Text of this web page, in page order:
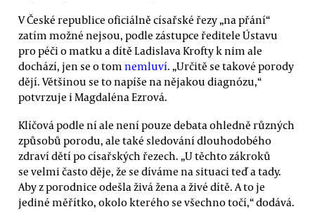
V České republice oficiálně císařské řezy „na přání“
zatím možné nejsou, podle zástupce ředitele Ústavu
pro péči o matku a dítě Ladislava Krofty k nim ale
dochází, jen se o tom nemluví. „Určitě se takové porody
dějí. Většinou se to napíše na nějakou diagnózu,“
potvrzuje i Magdaléna Ezrová.
Klíčová podle ní ale není pouze debata ohledně různých
způsobů porodu, ale také sledování dlouhodobého
zdraví dětí po císařských řezech. „U těchto zákroků
se velmi často děje, že se díváme na situaci teď a tady.
Aby z porodnice odešla živá žena a živé dítě. A to je
jediné měřítko, okolo kterého se všechno točí,“ dodává.